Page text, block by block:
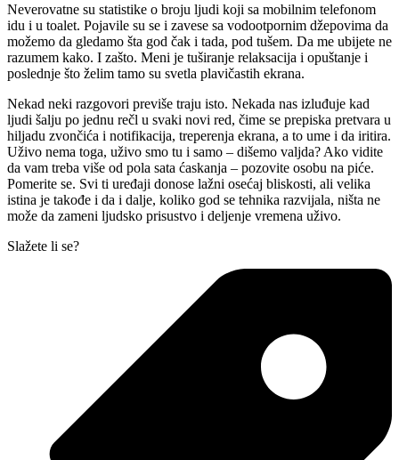
Neverovatne su statistike o broju ljudi koji sa mobilnim telefonom
idu i u toalet. Pojavile su se i zavese sa vodootpornim džepovima da
možemo da gledamo šta god čak i tada, pod tušem. Da me ubijete ne
razumem kako. I zašto. Meni je tuširanje relaksacija i opuštanje i
poslednje što želim tamo su svetla plavičastih ekrana.
Nekad neki razgovori previše traju isto. Nekada nas izluđuje kad
ljudi šalju po jednu rečl u svaki novi red, čime se prepiska pretvara u
hiljadu zvončića i notifikacija, treperenja ekrana, a to ume i da iritira.
Uživo nema toga, uživo smo tu i samo – dišemo valjda? Ako vidite
da vam treba više od pola sata ćaskanja – pozovite osobu na piće.
Pomerite se. Svi ti uređaji donose lažni osećaj bliskosti, ali velika
istina je takođe i da i dalje, koliko god se tehnika razvijala, ništa ne
može da zameni ljudsko prisustvo i deljenje vremena uživo.
Slažete li se?